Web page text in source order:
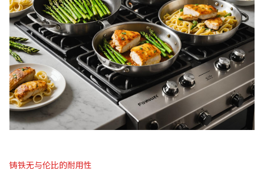
铸铁无与伦比的耐用性